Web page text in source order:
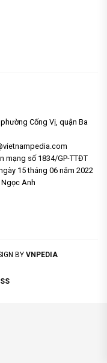
Cống Vị, quận Ba
mạng số 1834/GP-TTĐT
15 tháng 06 năm 2022
Anh
BY VNPEDIA